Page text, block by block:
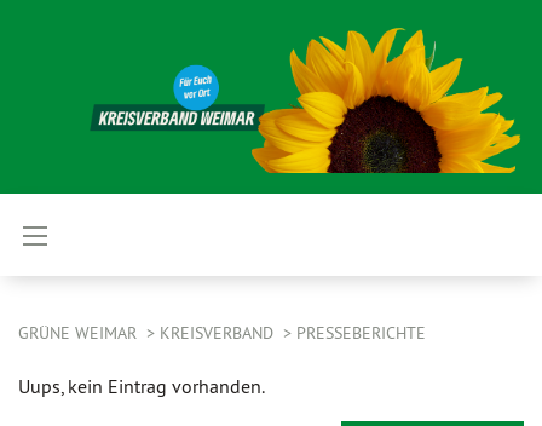
GRÜNE WEIMAR KREISVERBAND PRESSEBERICHTE
Uups, kein Eintrag vorhanden.